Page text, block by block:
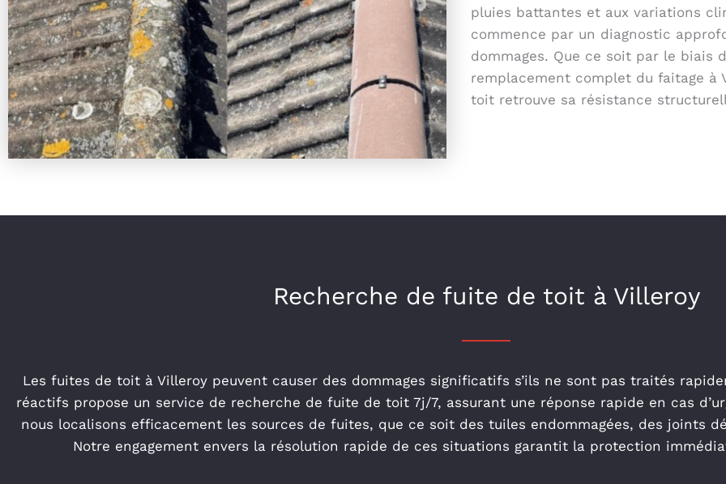
pluies battantes et aux variations
commence par un diagnostic
dommages. Que ce soit par le biais
remplacement complet du faitage à
toit retrouve sa résistance
Recherche de fuite de toit à Villeroy
Les fuites de toit à Villeroy peuvent causer des dommages significatifs s’ils ne sont pas traités
réactifs propose un service de recherche de fuite de toit 7j/7, assurant une réponse rapide en cas
nous localisons efficacement les sources de fuites, que ce soit des tuiles endommagées, des joints
Notre engagement envers la résolution rapide de ces situations garantit la protection